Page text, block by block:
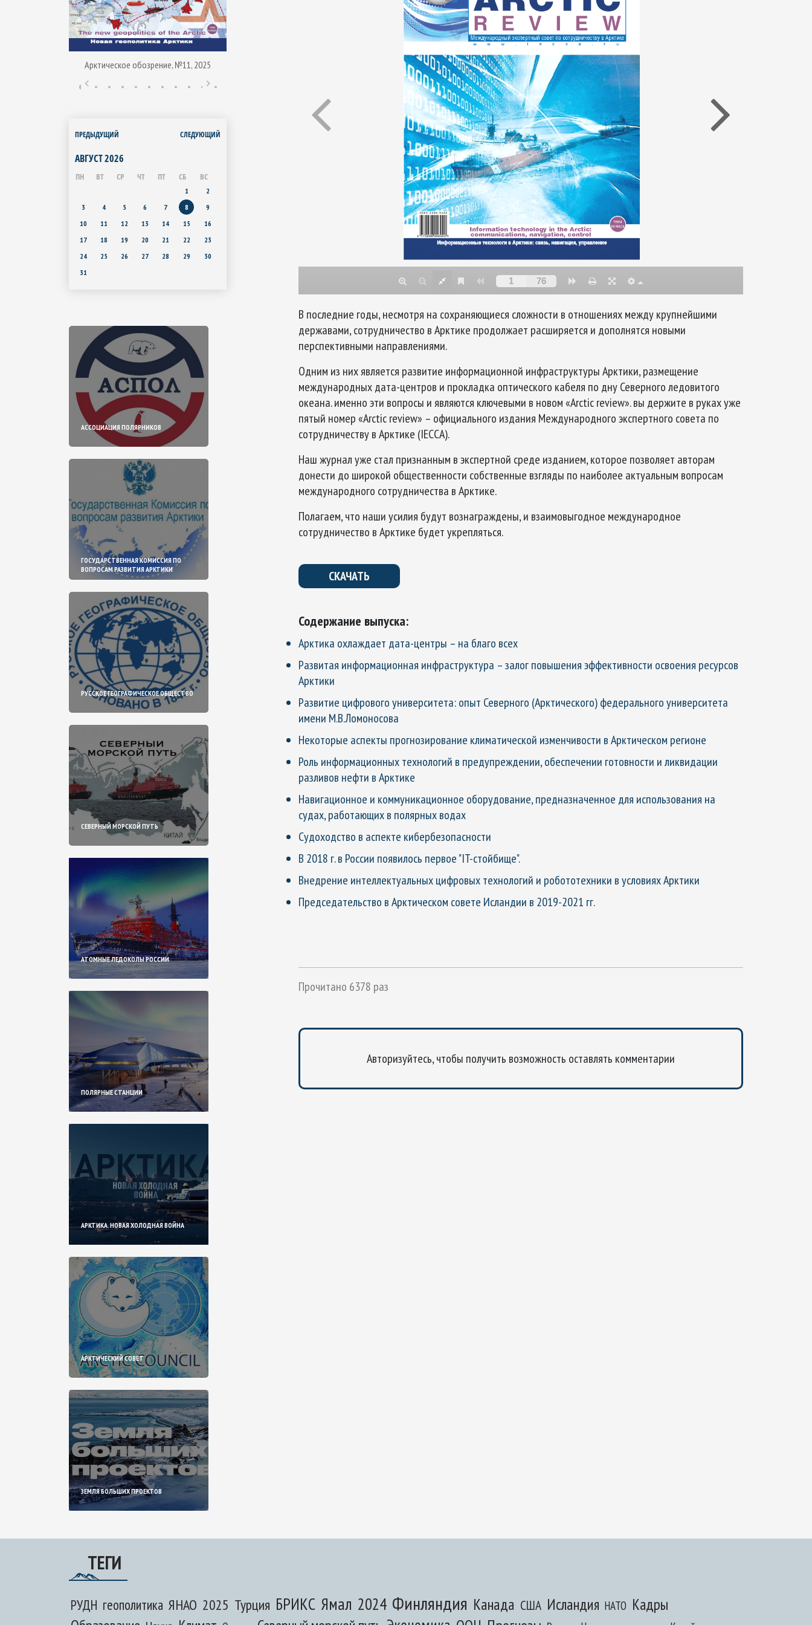
Арктическое обозрение, №11, 2025 Арктическое обозрение, №9, 2023 Арктическое обозрение, №8, 2022
ПРЕДЫДУЩИЙ СЛЕДУЮЩИЙ
АВГУСТ2026
ПН ВТ СР ЧТ ПТ СБ ВС
1
2
3
4 5 6 7 8
9
10
11 12 13 14 15
16
17
18 19 20 21 22
23
24
25 26 27 28 29
30
31
АССОЦИАЦИЯ ПОЛЯРНИКОВ
ГОСУДАРСТВЕННАЯ КОМИССИЯ ПО
ВОПРОСАМ РАЗВИТИЯ АРКТИКИ
РУССКОЕ ГЕОГРАФИЧЕСКОЕ ОБЩЕСТВО
СЕВЕРНЫЙ МОРСКОЙ ПУТЬ
АТОМНЫЕ ЛЕДОКОЛЫ РОССИИ
ПОЛЯРНЫЕ СТАНЦИИ
АРКТИКА. НОВАЯ ХОЛОДНАЯ ВОЙНА
АРКТИЧЕСКИЙ СОВЕТ
ЗЕМЛЯ БОЛЬШИХ ПРОЕКТОВ
В последние годы, несмотря на сохраняющиеся сложности в отношениях между крупнейшими
державами, сотрудничество в Арктике продолжает расширяется и дополнятся новыми
перспективными направлениями.
Одним из них является развитие информационной инфраструктуры Арктики, размещение
международных дата-центров и прокладка оптического кабеля по дну Северного ледовитого
океана. именно эти вопросы и являются ключевыми в новом «Arctic review». вы держите в руках уже
пятый номер «Arctic review» – официального издания Международного экспертного совета по
сотрудничеству в Арктике (IECCA).
Наш журнал уже стал признанным в экспертной среде изданием, которое позволяет авторам
донести до широкой общественности собственные взгляды по наиболее актуальным вопросам
международного сотрудничества в Арктике.
Полагаем, что наши усилия будут вознаграждены, и взаимовыгодное международное
сотрудничество в Арктике будет укрепляться.
СКАЧАТЬ
Содержание выпуска:
Арктика охлаждает дата-центры – на благо всех
Развитая информационная инфраструктура – залог повышения эффективности освоения ресурсов
Арктики
Развитие цифрового университета: опыт Северного (Арктического) федерального университета
имени М.В.Ломоносова
Некоторые аспекты прогнозирование климатической изменчивости в Арктическом регионе
Роль информационных технологий в предупреждении, обеспечении готовности и ликвидации
разливов нефти в Арктике
Навигационное и коммуникационное оборудование, предназначенное для использования на
судах, работающих в полярных водах
Судоходство в аспекте кибербезопасности
В 2018 г. в России появилось первое "IT-стойбище".
Внедрение интеллектуальных цифровых технологий и робототехники в условиях Арктики
Председательство в Арктическом совете Исландии в 2019-2021 гг.
Прочитано 6378 раз
Авторизуйтесь, чтобы получить возможность оставлять комментарии
ТЕГИ
РУДН геополитика ЯНАО 2025 Турция БРИКС Ямал 2024 Финляндия Канада США Исландия НАТО Кадры